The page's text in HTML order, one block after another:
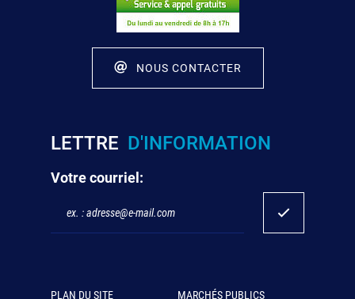
NOUS CONTACTER
LETTRE D'INFORMATION
Votre courriel:
PLAN DU SITE MARCHÉS PUBLICS